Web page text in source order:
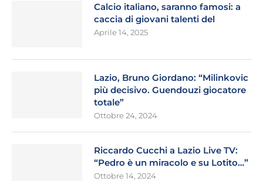
Calcio italiano, saranno famosi: a
caccia di giovani talenti del
Aprile 14, 2025
Lazio, Bruno Giordano: “Milinkovic
più decisivo. Guendouzi giocatore
totale”
Ottobre 24, 2024
Riccardo Cucchi a Lazio Live TV:
“Pedro è un miracolo e su Lotito…”
Ottobre 14, 2024